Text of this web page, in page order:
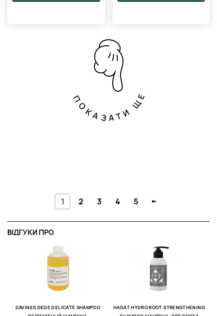
ПОКАЗАТИ ЩЕ
1 2 3 4 5
ВІДГУКИ ПРО
DAVINES DEDE DELICATE SHAMPOO
HADAT HYDRO ROOT STRENGTHENING